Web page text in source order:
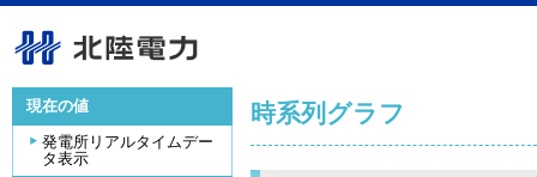
現在の値
発電所リアルタイムデー
タ表示
時系列グラフ